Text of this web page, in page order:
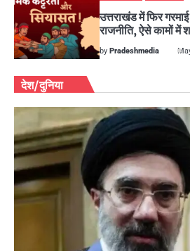
उत्तराखंड में फिर
राजनीति, ऐसे कामों में
byPradeshmedia
देश/दुनिया